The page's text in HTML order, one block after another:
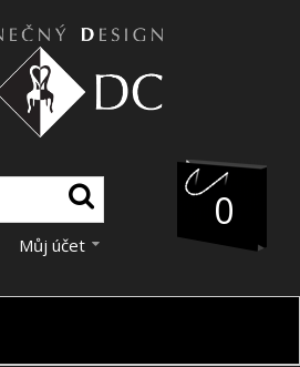
0
Můj účet